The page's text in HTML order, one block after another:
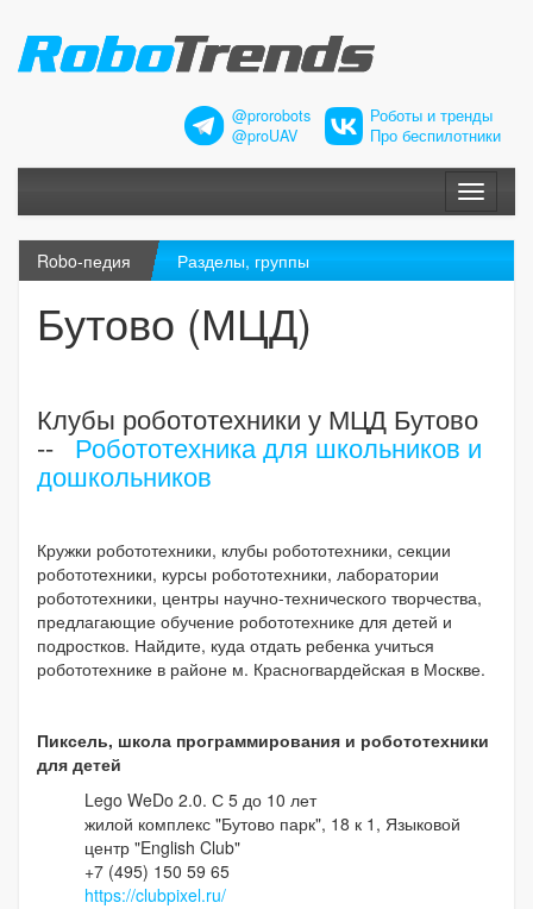
@prorobots
@proUAV
Роботы и тренды
Про беспилотники
Меню
Robo-педия Разделы, группы
Бутово (МЦД)
Клубы робототехники у МЦД Бутово
--Робототехника для школьников и
дошкольников
Кружки робототехники, клубы робототехники, секции
робототехники, курсы робототехники, лаборатории
робототехники, центры научно-технического творчества,
предлагающие обучение робототехнике для детей и
подростков. Найдите, куда отдать ребенка учиться
робототехнике в районе м. Красногвардейская в Москве.
Пиксель, школа программирования и робототехники
для детей
Lego WeDo 2.0. С 5 до 10 лет
жилой комплекс "Бутово парк", 18 к 1, Языковой
центр "English Club"
+7 (495) 150 59 65
https://clubpixel.ru/